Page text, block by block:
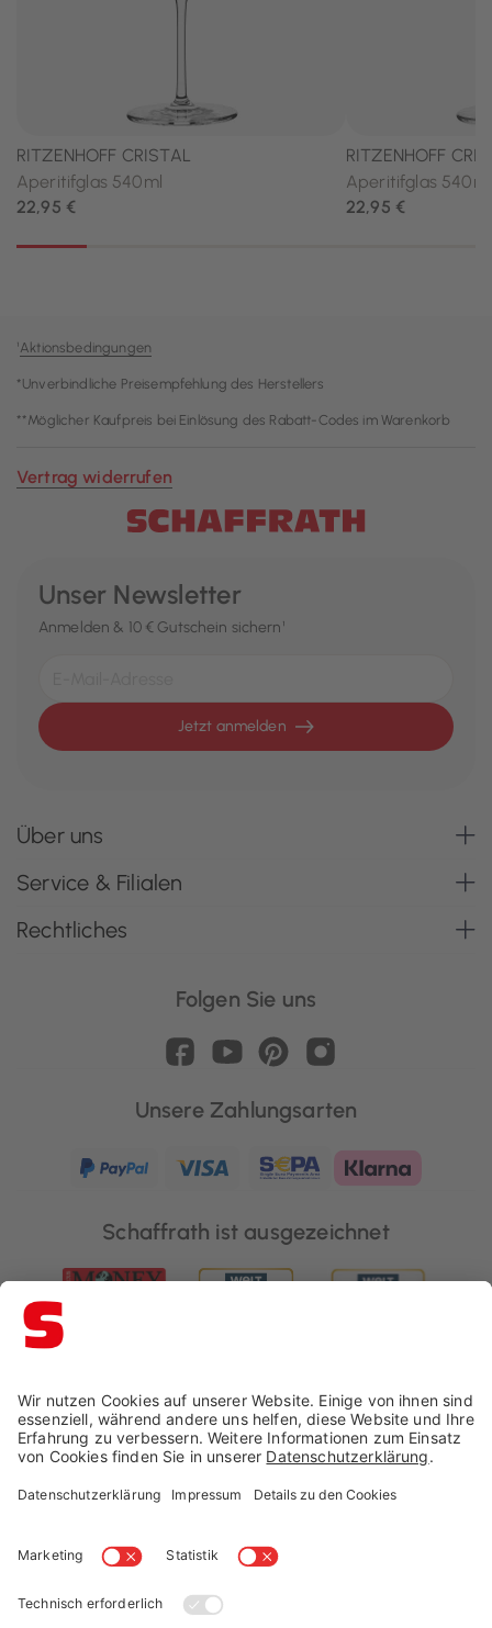
¹Aktionsbedingungen
*Unverbindliche Preisempfehlung des Herstellers
**Möglicher Kaufpreis bei Einlösung des Rabatt-Codes im Warenkorb
Vertrag widerrufen
Unser Newsletter
Anmelden & 10 € Gutschein sichern¹
Jetzt anmelden
Über uns
Service & Filialen
Rechtliches
Folgen Sie uns
Unsere Zahlungsarten
Schaffrath ist ausgezeichnet